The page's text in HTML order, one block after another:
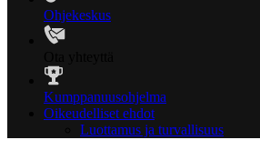
Ohjekeskus
Kumppanuusohjelma
Oikeudelliset ehdot
Luottamus ja turvallisuus